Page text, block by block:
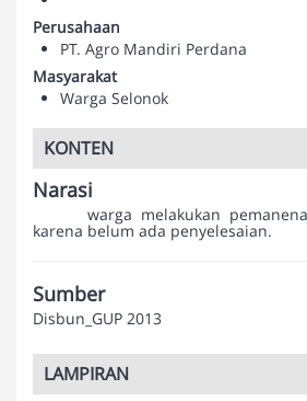
Perusahaan
PT. Agro Mandiri Perdana
Masyarakat
Warga Selonok
KONTEN
Narasi
warga melakukan
karena belum ada penyelesaian.
Sumber
Disbun_GUP 2013
LAMPIRAN